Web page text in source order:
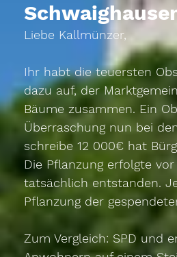
Liebe Kallmünzer,
Ihr habt die teuersten
dazu auf, der
Bäume zusammen. Ein
Überraschung nun bei
schreibe 12 000€ hat
Die Pflanzung erfolgte
tatsächlich entstanden.
Pflanzung der
Zum Vergleich: SPD und